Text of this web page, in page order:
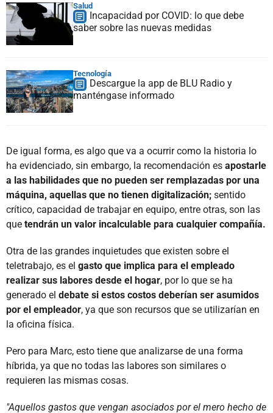
Salud
Incapacidad por COVID: lo que debe
saber sobre las nuevas medidas
Tecnología
Descargue la app de BLU Radio y
manténgase informado
De igual forma, es algo que va a ocurrir como la historia lo
ha evidenciado, sin embargo, la recomendación es apostarle
a las habilidades que no pueden ser remplazadas por una
máquina, aquellas que no tienen digitalización; sentido
crítico, capacidad de trabajar en equipo, entre otras, son las
que tendrán un valor incalculable para cualquier compañía.
Otra de las grandes inquietudes que existen sobre el
teletrabajo, es el gasto que implica para el empleado
realizar sus labores desde el hogar, por lo que se ha
generado el debate si estos costos deberían ser asumidos
por el empleador, ya que son recursos que se utilizarían en
la oficina física.
Pero para Marc, esto tiene que analizarse de una forma
híbrida, ya que no todas las labores son similares o
requieren las mismas cosas.
"Aquellos gastos que vengan asociados por el mero hecho de